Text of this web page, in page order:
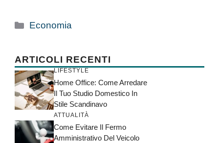
Categorie
Economia
ARTICOLI RECENTI
LIFESTYLE
Home Office: Come Arredare
Il Tuo Studio Domestico In
Stile Scandinavo
ATTUALITÀ
Come Evitare Il Fermo
Amministrativo Del Veicolo